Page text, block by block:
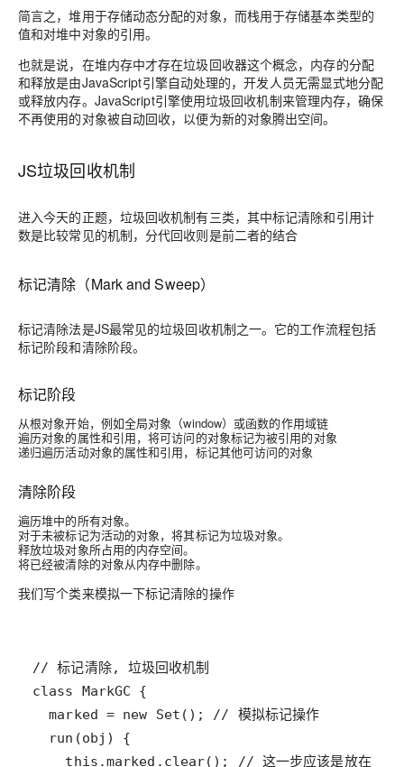
简言之，堆用于存储动态分配的对象，而栈用于存储基本类型的
值和对堆中对象的引用。
也就是说，在堆内存中才存在垃圾回收器这个概念，内存的分配
和释放是由JavaScript引擎自动处理的，开发人员无需显式地分配
或释放内存。JavaScript引擎使用垃圾回收机制来管理内存，确保
不再使用的对象被自动回收，以便为新的对象腾出空间。
JS垃圾回收机制
进入今天的正题，垃圾回收机制有三类，其中标记清除和引用计
数是比较常见的机制，分代回收则是前二者的结合
标记清除（Mark and Sweep）
标记清除法是JS最常见的垃圾回收机制之一。它的工作流程包括
标记阶段和清除阶段。
标记阶段
从根对象开始，例如全局对象（window）或函数的作用域链
遍历对象的属性和引用，将可访问的对象标记为被引用的对象
递归遍历活动对象的属性和引用，标记其他可访问的对象
清除阶段
遍历堆中的所有对象。
对于未被标记为活动的对象，将其标记为垃圾对象。
释放垃圾对象所占用的内存空间。
将已经被清除的对象从内存中删除。
我们写个类来模拟一下标记清除的操作